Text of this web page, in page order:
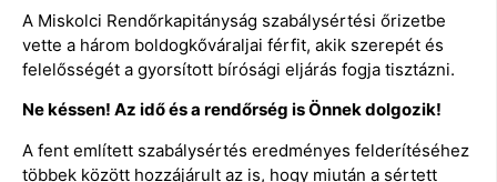
A Miskolci Rendőrkapitányság szabálysértési őrizetbe
vette a három boldogkőváraljai férfit, akik szerepét és
felelősségét a gyorsított bírósági eljárás fogja tisztázni.
Ne késsen! Az idő és a rendőrség is Önnek dolgozik!
A fent említett szabálysértés eredményes felderítéséhez
többek között hozzájárult az is, hogy miután a sértett